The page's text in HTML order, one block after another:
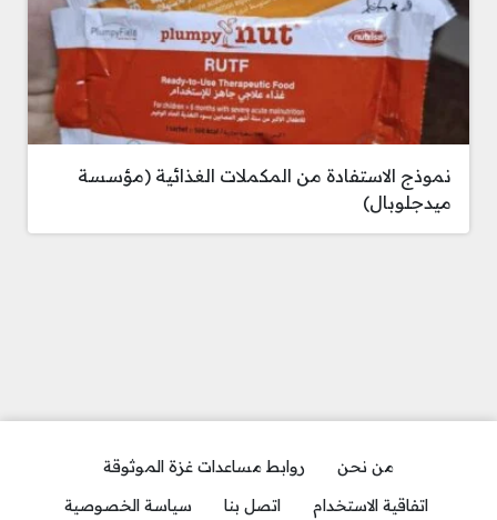
نموذج الاستفادة من المكملات الغذائية (مؤسسة
ميدجلوبال)
من نحن
روابط مساعدات غزة الموثوقة
اتفاقية الاستخدام
اتصل بنا سياسة الخصوصية